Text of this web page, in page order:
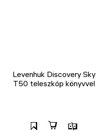
Levenhuk Discovery Sky
T50 teleszkóp könyvvel